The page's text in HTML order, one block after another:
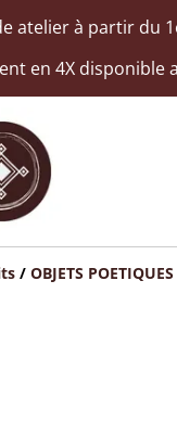
atelier à partir du
en 4X disponible
/ OBJETS POETIQUES